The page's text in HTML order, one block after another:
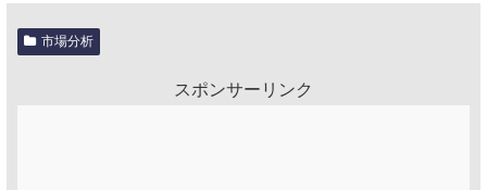
市場分析
スポンサーリンク